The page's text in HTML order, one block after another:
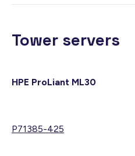
Tower servers
HPE ProLiant ML30
P71385-425